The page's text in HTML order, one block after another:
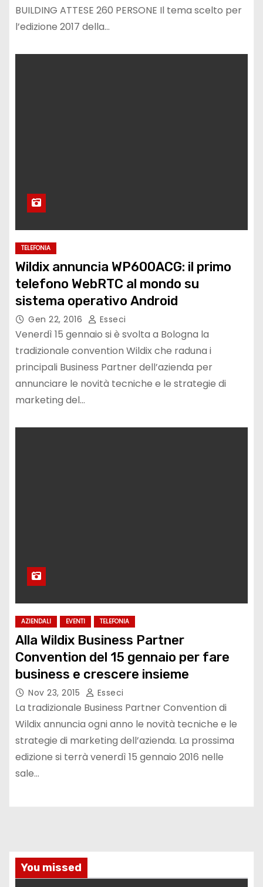
BUILDING ATTESE 260 PERSONE Il tema scelto per
l’edizione 2017 della…
TELEFONIA
Wildix annuncia WP600ACG: il primo
telefono WebRTC al mondo su
sistema operativo Android
Gen 22, 2016 Esseci
Venerdì 15 gennaio si è svolta a Bologna la
tradizionale convention Wildix che raduna i
principali Business Partner dell’azienda per
annunciare le novità tecniche e le strategie di
marketing del…
AZIENDALI EVENTI TELEFONIA
Alla Wildix Business Partner
Convention del 15 gennaio per fare
business e crescere insieme
Nov 23, 2015 Esseci
La tradizionale Business Partner Convention di
Wildix annuncia ogni anno le novità tecniche e le
strategie di marketing dell’azienda. La prossima
edizione si terrà venerdì 15 gennaio 2016 nelle
sale…
You missed